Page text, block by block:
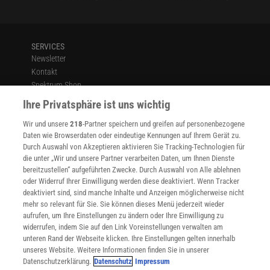
SERVICES
Newsletter
Kontakt
Spektrum Shop
Im Handel kaufen
Presse
Verträge kündigen
INFO
Mediadaten
Datenschutz
Nutzungsbedingungen
Cookie-Einstellungen
Utiq verwalten
Nutzungsbasierte Onlinewerbung
Alle Artikel
Impressum
Ihre Privatsphäre ist uns wichtig
Wir und unsere218-Partner speichern und greifen auf personenbezogene
Daten wie Browserdaten oder eindeutige Kennungen auf Ihrem Gerät zu.
Durch Auswahl von Akzeptieren aktivieren Sie Tracking-Technologien für
die unter „Wir und unsere Partner verarbeiten Daten, um Ihnen Dienste
bereitzustellen“ aufgeführten Zwecke. Durch Auswahl von Alle ablehnen
oder Widerruf Ihrer Einwilligung werden diese deaktiviert. Wenn Tracker
deaktiviert sind, sind manche Inhalte und Anzeigen möglicherweise nicht
mehr so relevant für Sie. Sie können dieses Menü jederzeit wieder
aufrufen, um Ihre Einstellungen zu ändern oder Ihre Einwilligung zu
widerrufen, indem Sie auf den Link Voreinstellungen verwalten am
unteren Rand der Webseite klicken. Ihre Einstellungen gelten innerhalb
unseres Website. Weitere Informationen finden Sie in unserer
Datenschutzerklärung. Datenschutz Impressum